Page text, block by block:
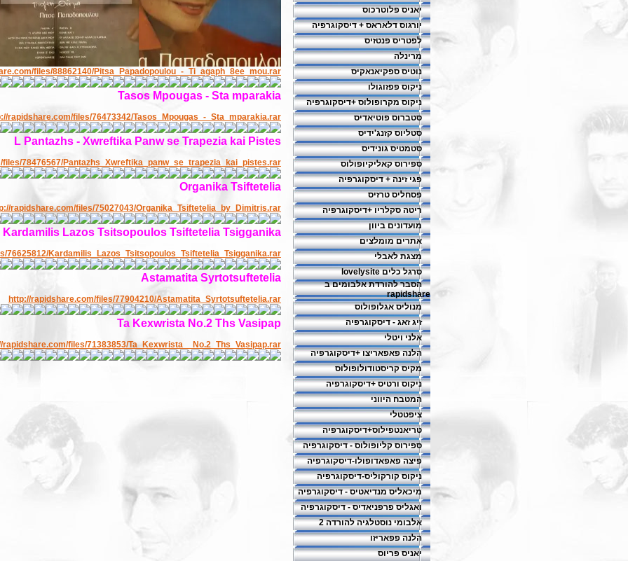
יאניס פלוטרכוס
יורגוס דלאראס + דיסקוגרפיה
לפטריס פנטזיס
מרינלה
נוטיס ספקיאנאקיס
ניקוס פפזוגולו
ניקוס מקרופולוס +דיסקוגרפיה
סטברוס פוטיאדיס
סטליוס קזנג'ידיס
סטמטיס גונידיס
ספירוס קאליקיופולוס
פגי זינה + דיסקוגרפיה
פסחליס טרזיס
ריטה סקלריו +דיסקוגרפיה
מועדונים ביוון
אתרים מומלצים
מצגת לאבלי
סרגל כלים lovelysite
הסבר להורדת אלבומים ב
rapidshare
מנוליס אגלופולוס
זיג זאג - דיסקוגרפיה
אלני ויטלי
הלנה פאפאריצו +דיסקוגרפיה
מקיס קריסטודולופולוס
ניקוס ורטיס +דיסקוגרפיה
המטבח היווני
ציפטטלי
טריאנטפילוס+דיסקוגרפיה
ספירוס קליופולוס - דיסקוגרפיה
פיצה פאפאדופולו-דיסקוגרפיה
ניקוס קורקוליס-דיסקוגרפיה
מיכאליס מנדיאטיס - דיסקוגרפיה
ואגליס פרפניאדיס - דיסקוגרפיה
אלבומי נוסטלגיה להורדה 2
הלנה פפאריזו
יאניס פריוס
files/88862140/Pitsa_Papadopoulou_-_Ti_agaph_8ee_mou.rar
Tasos Mpougas - Sta mparakia
rapidshare.com/files/76473342/Tasos_Mpougas_-_Sta_mparakia.rar
L Pantazhs - Xwreftika Panw se Trapezia kai Pistes
78476567/Pantazhs_Xwreftika_panw_se_trapezia_kai_pistes.rar
Organika Tsiftetelia
rapidshare.com/files/75027043/Organika_Tsiftetelia_by_Dimitris.rar
Kardamilis Lazos Tsitsopoulos Tsiftetelia Tsigganika
76625812/Kardamilis_Lazos_Tsitsopoulos_Tsiftetelia_Tsigganika.rar
Astamatita Syrtotsuftetelia
http://rapidshare.com/files/77904210/Astamatita_Syrtotsuftetelia.rar
Ta Kexwrista No.2 Ths Vasipap
rapidshare.com/files/71383853/Ta_Kexwrista__No.2_Ths_Vasipap.rar